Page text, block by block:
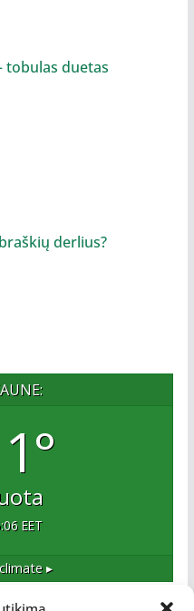
tobulas duetas
derlius?
1°
EET
climate ▸